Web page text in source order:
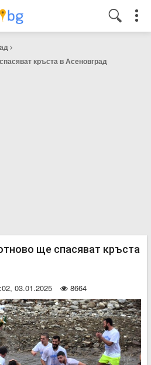
кръста в Асеновград
ще спасяват кръста
03.01.2025 8664